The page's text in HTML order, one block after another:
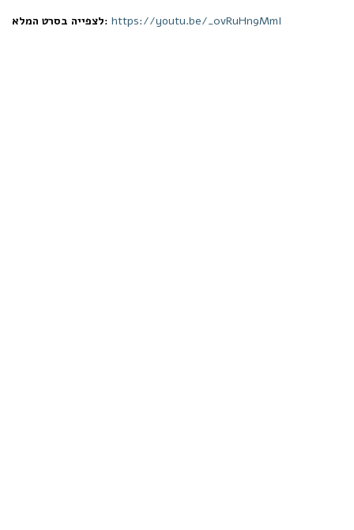
לצפייה בסרט המלא: https://youtu.be/_0vRuHn9MmI